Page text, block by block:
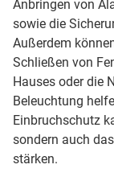
Anbringen von
sowie die
Außerdem
Schließen von
Hauses oder die
Beleuchtung
Einbruchschutz
sondern auch
stärken.